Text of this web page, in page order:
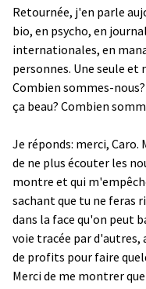
Retournée, j'en parle
bio, en psycho, en
internationales, en
personnes. Une seule
Combien sommes-
ça beau? Combien
Je réponds: merci,
de ne plus écouter les
montre et qui
sachant que tu ne feras
dans la face qu'on peut
voie tracée par
de profits pour faire
Merci de me montrer